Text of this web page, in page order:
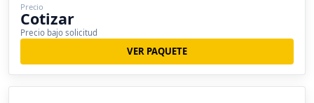
Precio
Cotizar
Precio bajo solicitud
VER PAQUETE